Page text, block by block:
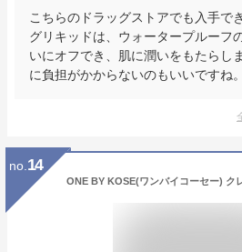
こちらのドラッグストアでも入手で
グリキッドは、ウォータープルーフ
いにオフでき、肌に潤いをもたらし
に負担がかからないのもいいですね。
no. 14